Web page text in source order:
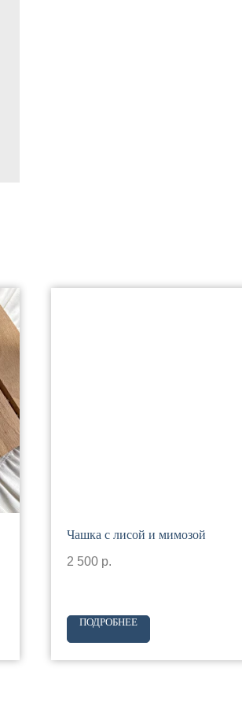
Чашка с лисой и мимозой
2 500 р.
ПОДРОБНЕЕ